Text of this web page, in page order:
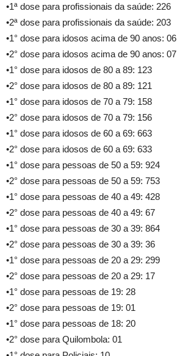
•1ª dose para profissionais da saúde: 226
•2ª dose para profissionais da saúde: 203
•1° dose para idosos acima de 90 anos: 06
•2° dose para idosos acima de 90 anos: 07
•1° dose para idosos de 80 a 89: 123
•2° dose para idosos de 80 a 89: 121
•1° dose para idosos de 70 a 79: 158
•2° dose para idosos de 70 a 79: 156
•1° dose para idosos de 60 a 69: 663
•2° dose para idosos de 60 a 69: 633
•1° dose para pessoas de 50 a 59: 924
•2° dose para pessoas de 50 a 59: 753
•1° dose para pessoas de 40 a 49: 428
•2° dose para pessoas de 40 a 49: 67
•1° dose para pessoas de 30 a 39: 864
•2° dose para pessoas de 30 a 39: 36
•1° dose para pessoas de 20 a 29: 299
•2° dose para pessoas de 20 a 29: 17
•1° dose para pessoas de 19: 28
•2° dose para pessoas de 19: 01
•1° dose para pessoas de 18: 20
•2° dose para Quilombola: 01